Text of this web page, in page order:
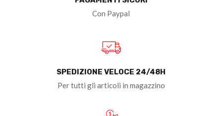
Con Paypal
SPEDIZIONE VELOCE 24/48H
Per tutti gli articoli in magazzino